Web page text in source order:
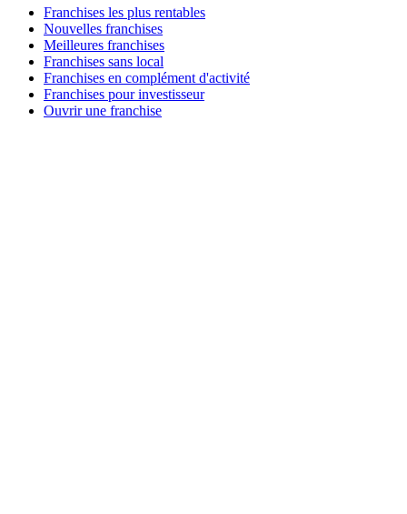
Franchises les plus rentables
Nouvelles franchises
Meilleures franchises
Franchises sans local
Franchises en complément d'activité
Franchises pour investisseur
Ouvrir une franchise